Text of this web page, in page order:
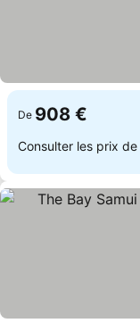
De 908 €
Consulter les prix de